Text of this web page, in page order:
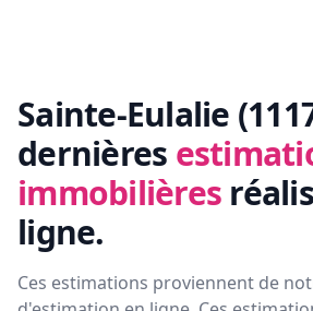
Sainte-Eulalie
dernières
immobilières
ligne.
Ces estimations proviennent de